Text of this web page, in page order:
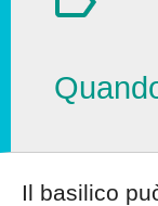
Il basilico